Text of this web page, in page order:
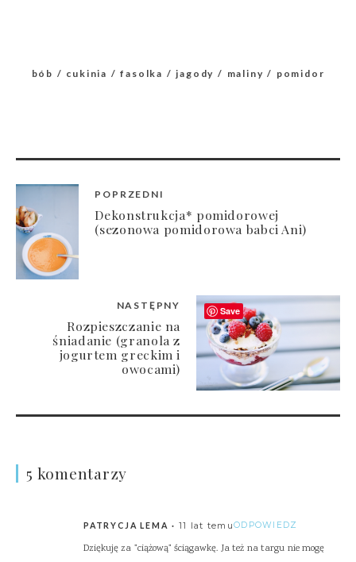
bób cukinia fasolka jagody maliny pomidor
POPRZEDNI
Dekonstrukcja* pomidorowej
(sezonowa pomidorowa babci Ani)
NASTĘPNY
Rozpieszczanie na
śniadanie (granola z
jogurtem greckim i
owocami)
5 komentarzy
PATRYCJA LEMA 11 lat temuODPOWIEDZ
Dziękuję za "ciążową" ściągawkę. Ja też na targu nie mogę
Save